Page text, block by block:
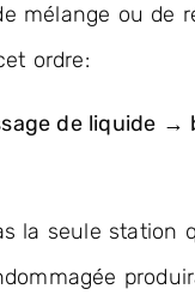
mélange ou de
ordre:
de liquide
la seule station